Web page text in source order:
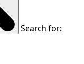
Search for: